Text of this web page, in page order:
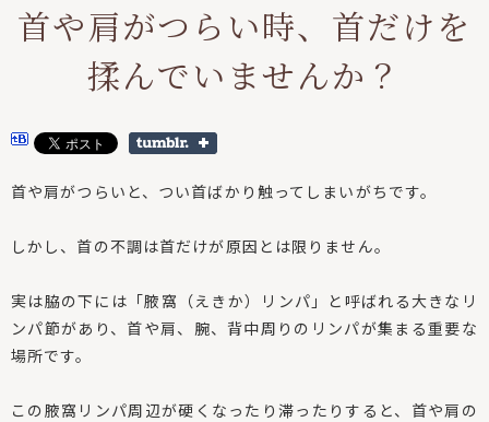
首や肩がつらい時、首だけを
揉んでいませんか？
首や肩がつらいと、つい首ばかり触ってしまいがちです。
しかし、首の不調は首だけが原因とは限りません。
実は脇の下には「腋窩（えきか）リンパ」 と呼ばれる大きなリ
ンパ節があり、首や肩、腕、背中周りのリンパが集まる重要な
場所です。
この腋窩リンパ周辺が硬くなったり滞ったりすると、 首や肩の